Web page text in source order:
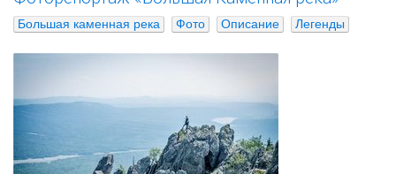
Большая каменная река Фото Описание Легенды